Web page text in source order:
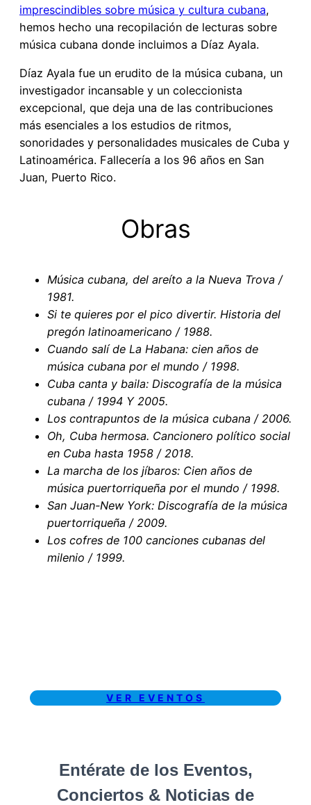
imprescindibles sobre música y cultura cubana,
hemos hecho una recopilación de lecturas sobre
música cubana donde incluimos a Díaz Ayala.
Díaz Ayala fue un erudito de la música cubana, un
investigador incansable y un coleccionista
excepcional, que deja una de las contribuciones
más esenciales a los estudios de ritmos,
sonoridades y personalidades musicales de Cuba y
Latinoamérica. Fallecería a los 96 años en San
Juan, Puerto Rico.
Obras
Música cubana, del areíto a la Nueva Trova /
1981.
Si te quieres por el pico divertir. Historia del
pregón latinoamericano / 1988.
Cuando salí de La Habana: cien años de
música cubana por el mundo / 1998.
Cuba canta y baila: Discografía de la música
cubana / 1994 Y 2005.
Los contrapuntos de la música cubana / 2006.
Oh, Cuba hermosa. Cancionero político social
en Cuba hasta 1958 / 2018.
La marcha de los jíbaros: Cien años de
música puertorriqueña por el mundo / 1998.
San Juan-New York: Discografía de la música
puertorriqueña / 2009.
Los cofres de 100 canciones cubanas del
milenio / 1999.
VER EVENTOS
Entérate de los Eventos,
Conciertos & Noticias de